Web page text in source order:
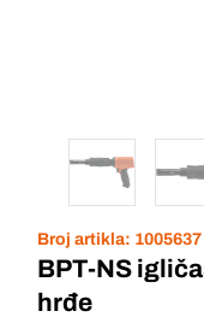
Broj artikla: 1005637
BPT-NS
hrđe